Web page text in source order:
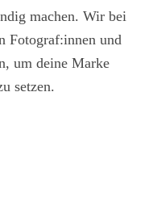
machen. Wir bei
Fotograf:innen und
um deine Marke
setzen.